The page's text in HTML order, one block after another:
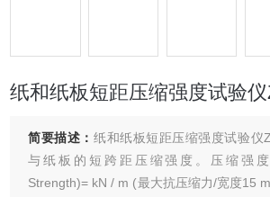
纸和纸板短距压缩强度试验
简要描述： 纸和纸板短距压缩强度试验仪
与纸板的短跨距压缩强度。压缩强度
Strength)= kN / m (最大抗压缩力/宽度15